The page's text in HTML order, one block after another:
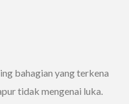
bahagian yang terkena
tidak mengenai luka.